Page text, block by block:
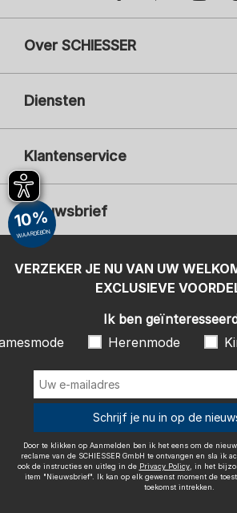
Over SCHIESSER
Diensten
Klantenservice
Nieuwsbrief
Uw e-mailadres
Herenmode
ADIDAS
Door te klikken op Aanmelden ben ik het eens
gepersonaliseerde reclame van de SCHIESSER
sla ik acht op en accepteer ik hierbij ook de
, in het bijzonder de instructies
effect naar de toekomst intrekken.
Betaalwijzen
Wij bezorgen
VERZEKER JE NU VAN UW
EXCLUSIEVE
10%
WAARDEBON
Ik ben
Herenmode
Schrijf je nu in op de
Door te klikken op Aanmelden ben ik het eens om de
reclame van de SCHIESSER GmbH te ontvangen en sla ik
ook de instructies en uitleg in de Privacy Policy, in het
item "Nieuwsbrief". Ik kan op elk gewenst moment de
toekomst intrekken.